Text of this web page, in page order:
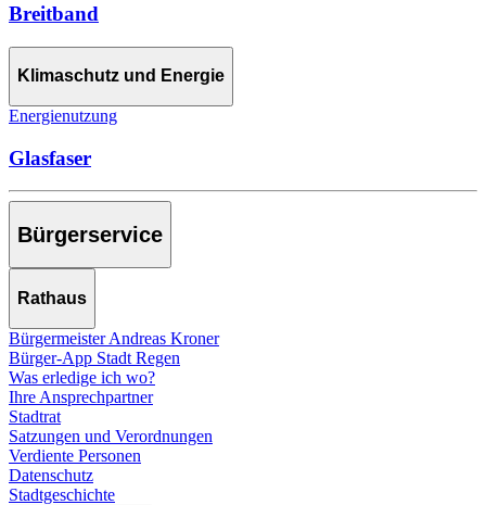
Breitband
Klimaschutz und Energie
Energienutzung
Glasfaser
Bürgerservice
Rathaus
Bürgermeister Andreas Kroner
Bürger-App Stadt Regen
Was erledige ich wo?
Ihre Ansprechpartner
Stadtrat
Satzungen und Verordnungen
Verdiente Personen
Datenschutz
Stadtgeschichte